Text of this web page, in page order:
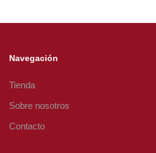
Navegación
Tienda
Sobre nosotros
Contacto